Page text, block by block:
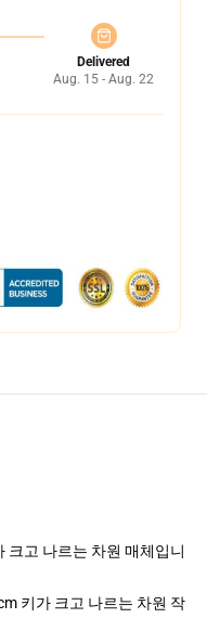
Delivered
Aug. 15 - Aug. 22
크고 나르는 차원 매체입니
키가 크고 나르는 차원 작